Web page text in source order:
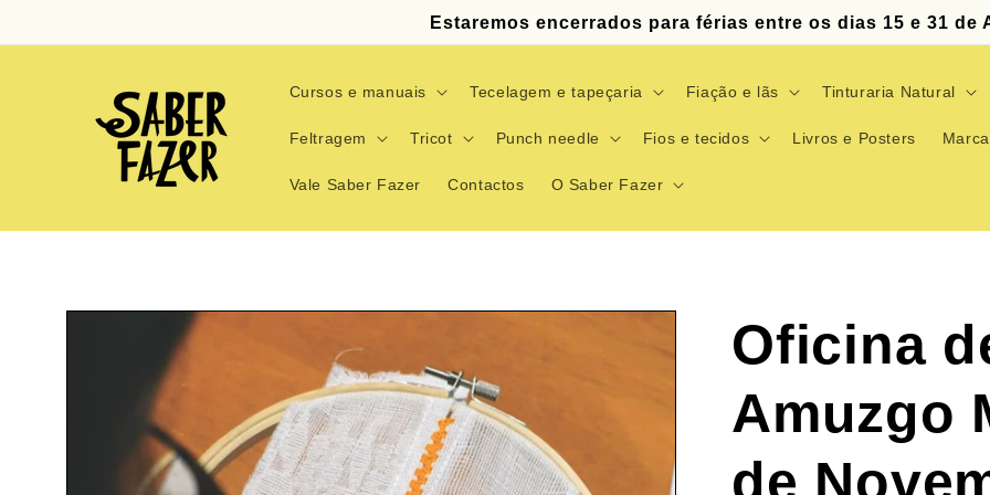
conteúdo
Estaremos encerrados para férias entre os dias 15 e 31 de
Cursos e manuais Tecelagem e tapeçaria Fiação e lãs Tinturaria Natural
Feltragem Tricot Punch needle Fios e tecidos Livros e Posters
Vale Saber Fazer Contactos O Saber Fazer
informação
do produto
Oficina
Amuzgo
de